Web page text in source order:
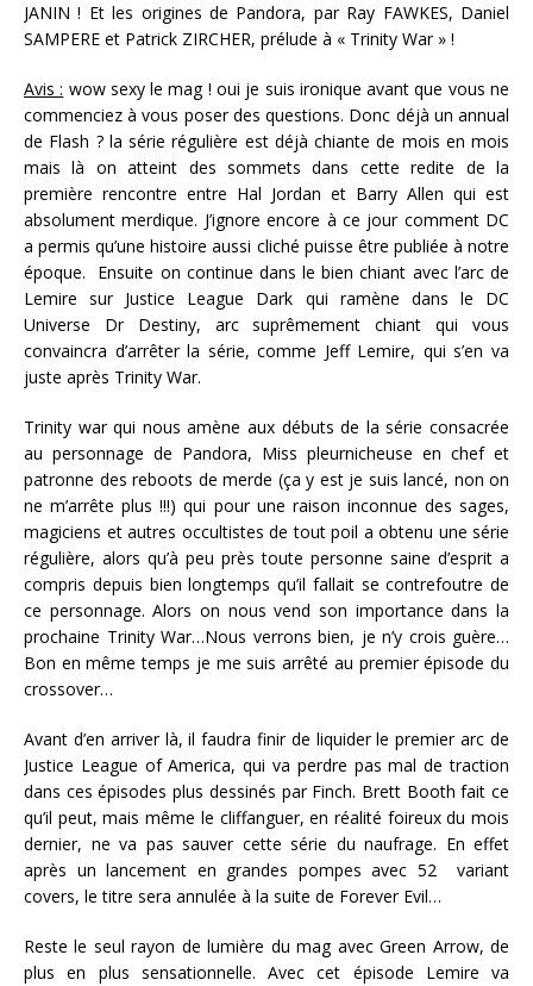
JANIN ! Et les origines de Pandora, par Ray FAWKES, Daniel
SAMPERE et Patrick ZIRCHER, prélude à « Trinity War » !
Avis : wow sexy le mag ! oui je suis ironique avant que vous ne
commenciez à vous poser des questions. Donc déjà un annual
de Flash ? la série régulière est déjà chiante de mois en mois
mais là on atteint des sommets dans cette redite de la
première rencontre entre Hal Jordan et Barry Allen qui est
absolument merdique. J’ignore encore à ce jour comment DC
a permis qu’une histoire aussi cliché puisse être publiée à notre
époque. Ensuite on continue dans le bien chiant avec l’arc de
Lemire sur Justice League Dark qui ramène dans le DC
Universe Dr Destiny, arc suprêmement chiant qui vous
convaincra d’arrêter la série, comme Jeff Lemire, qui s’en va
juste après Trinity War.
Trinity war qui nous amène aux débuts de la série consacrée
au personnage de Pandora, Miss pleurnicheuse en chef et
patronne des reboots de merde (ça y est je suis lancé, non on
ne m’arrête plus !!!) qui pour une raison inconnue des sages,
magiciens et autres occultistes de tout poil a obtenu une série
régulière, alors qu’à peu près toute personne saine d’esprit a
compris depuis bien longtemps qu’il fallait se contrefoutre de
ce personnage. Alors on nous vend son importance dans la
prochaine Trinity War…Nous verrons bien, je n’y crois guère…
Bon en même temps je me suis arrêté au premier épisode du
crossover…
Avant d’en arriver là, il faudra finir de liquider le premier arc de
Justice League of America, qui va perdre pas mal de traction
dans ces épisodes plus dessinés par Finch. Brett Booth fait ce
qu’il peut, mais même le cliffanguer, en réalité foireux du mois
dernier, ne va pas sauver cette série du naufrage. En effet
après un lancement en grandes pompes avec 52 variant
covers, le titre sera annulée à la suite de Forever Evil…
Reste le seul rayon de lumière du mag avec Green Arrow, de
plus en plus sensationnelle. Avec cet épisode Lemire va